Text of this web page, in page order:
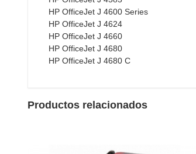
HP OfficeJet J 4600 Series
HP OfficeJet J 4624
HP OfficeJet J 4660
HP OfficeJet J 4680
HP OfficeJet J 4680 C
Productos relacionados